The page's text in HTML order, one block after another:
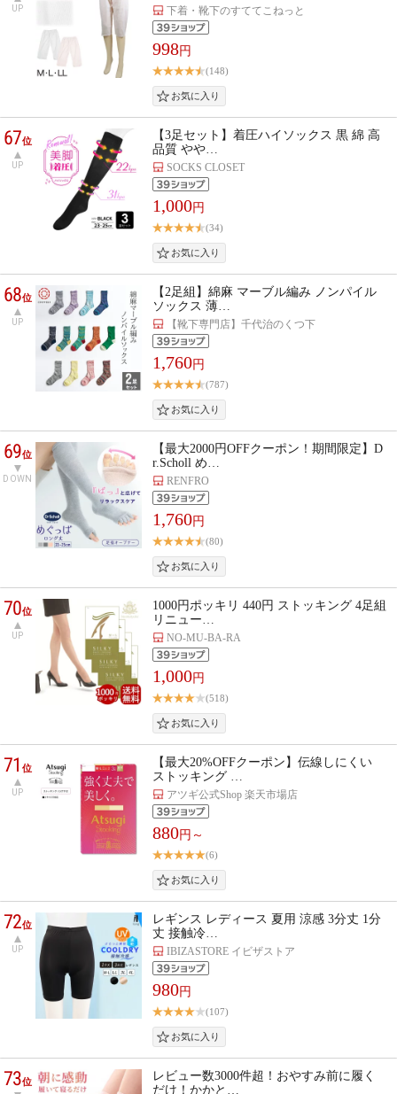
UP 下着・靴下のすててこねっと
998円
(148)
67位
UP
【3足セット】着圧ハイソックス 黒 綿 高
品質 やや…
SOCKS CLOSET
1,000円
(34)
68位
UP
【2足組】綿麻 マーブル編み ノンパイル
ソックス 薄…
【靴下専門店】千代治のくつ下
1,760円
(787)
69位
DOWN
【最大2000円OFFクーポン！期間限定】D
r.Scholl め…
RENFRO
1,760円
(80)
70位
UP
1000円ポッキリ 440円 ストッキング 4足組
リニュー…
NO-MU-BA-RA
1,000円
(518)
71位
UP
【最大20%OFFクーポン】伝線しにくい
ストッキング …
アツギ公式Shop 楽天市場店
880円～
(6)
72位
UP
レギンス レディース 夏用 涼感 3分丈 1分
丈 接触冷…
IBIZASTORE イビザストア
980円
(107)
73位
レビュー数3000件超！おやすみ前に履く
だけ！かかと…